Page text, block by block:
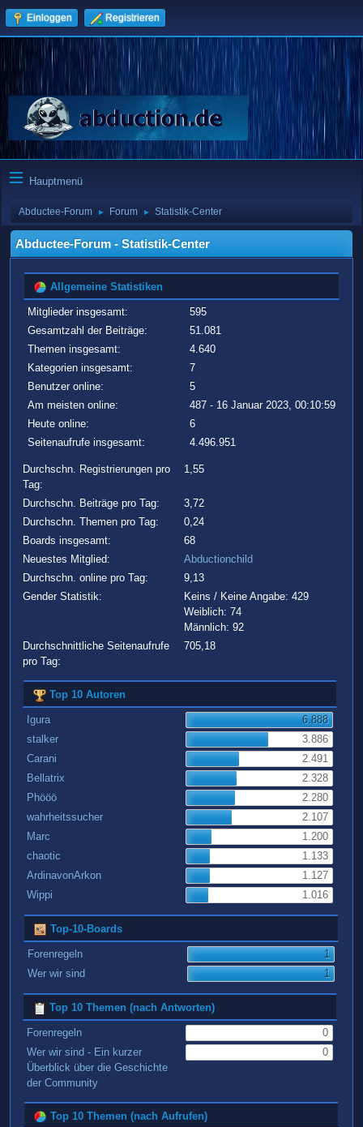
Einloggen Registrieren
Hauptmenü
Abductee-Forum ► Forum ► Statistik-Center
Abductee-Forum - Statistik-Center
Allgemeine Statistiken
Mitglieder insgesamt:
595
Gesamtzahl der Beiträge:
51.081
Themen insgesamt:
4.640
Kategorien insgesamt:
7
Benutzer online:
5
Am meisten online:
487 - 16 Januar 2023, 00:10:59
Heute online:
6
Seitenaufrufe insgesamt:
4.496.951
Durchschn. Registrierungen pro
Tag:
1,55
Durchschn. Beiträge pro Tag:
3,72
Durchschn. Themen pro Tag:
0,24
Boards insgesamt:
68
Neuestes Mitglied:
Abductionchild
Durchschn. online pro Tag:
9,13
Gender Statistik:
Keins / Keine Angabe: 429
Weiblich: 74
Männlich: 92
Durchschnittliche Seitenaufrufe
pro Tag:
705,18
Top 10 Autoren
Igura
6.888
stalker
3.886
Carani
2.491
Bellatrix
2.328
Phööö
2.280
wahrheitssucher
2.107
Marc
1.200
chaotic
1.133
ArdinavonArkon
1.127
Wippi
1.016
Top-10-Boards
Forenregeln
1
Wer wir sind
1
Top 10 Themen (nach Antworten)
Forenregeln
0
Wer wir sind - Ein kurzer
Überblick über die Geschichte
der Community
0
Top 10 Themen (nach Aufrufen)